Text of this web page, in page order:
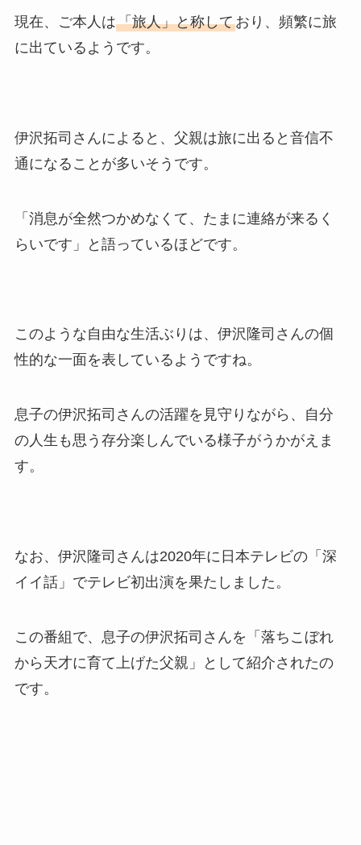
現在、ご本人は「旅人」と称しており、頻繁に旅
に出ているようです。
伊沢拓司さんによると、父親は旅に出ると音信不
通になることが多いそうです。
「消息が全然つかめなくて、たまに連絡が来るく
らいです」と語っているほどです。
このような自由な生活ぶりは、伊沢隆司さんの個
性的な一面を表しているようですね。
息子の伊沢拓司さんの活躍を見守りながら、自分
の人生も思う存分楽しんでいる様子がうかがえま
す。
なお、伊沢隆司さんは2020年に日本テレビの「深
イイ話」でテレビ初出演を果たしました。
この番組で、息子の伊沢拓司さんを「落ちこぼれ
から天才に育て上げた父親」として紹介されたの
です。